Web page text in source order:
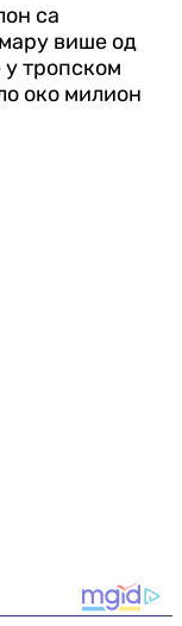
са
више од
у тропском
око милион